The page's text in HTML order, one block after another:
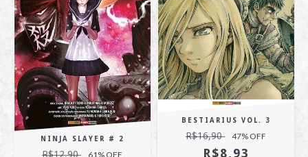
NINJA SLAYER # 2
R$12,90 61 % OFF
BESTIARIUS VOL. 3
R$16,90 47% OFF
R$8,93